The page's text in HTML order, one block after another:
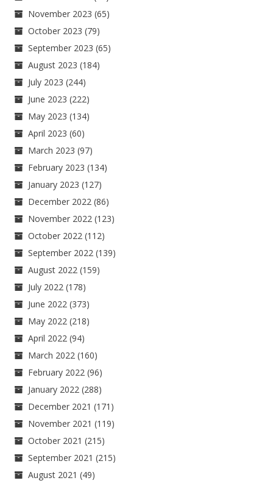
November 2023 (65)
October 2023 (79)
September 2023 (65)
August 2023 (184)
July 2023 (244)
June 2023 (222)
May 2023 (134)
April 2023 (60)
March 2023 (97)
February 2023 (134)
January 2023 (127)
December 2022 (86)
November 2022 (123)
October 2022 (112)
September 2022 (139)
August 2022 (159)
July 2022 (178)
June 2022 (373)
May 2022 (218)
April 2022 (94)
March 2022 (160)
February 2022 (96)
January 2022 (288)
December 2021 (171)
November 2021 (119)
October 2021 (215)
September 2021 (215)
August 2021 (49)